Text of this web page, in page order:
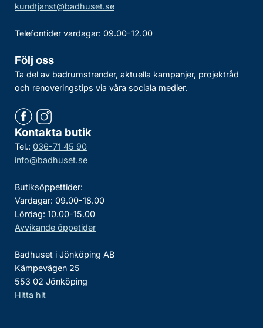
kundtjanst@badhuset.se
Telefontider vardagar: 09.00-12.00
Följ oss
Ta del av badrumstrender, aktuella kampanjer, projektråd
och renoveringstips via våra sociala medier.
Kontakta butik
Tel.: 036-71 45 90
info@badhuset.se
Butiksöppettider:
Vardagar: 09.00-18.00
Lördag: 10.00-15.00
Avvikande öppetider
Badhuset i Jönköping AB
Kämpevägen 25
553 02 Jönköping
Hitta hit